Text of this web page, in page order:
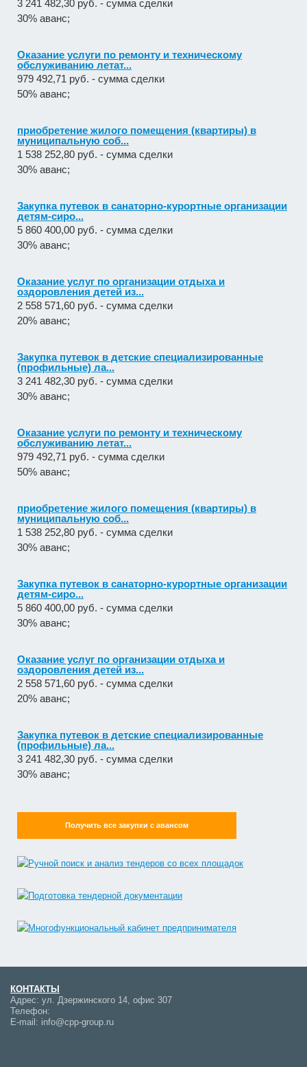
3 241 482,30 руб. - сумма сделки
30% аванс;
Оказание услуги по ремонту и техническому
обслуживанию летат...
979 492,71 руб. - сумма сделки
50% аванс;
приобретение жилого помещения (квартиры) в
муниципальную соб...
1 538 252,80 руб. - сумма сделки
30% аванс;
Закупка путевок в санаторно-курортные организации
детям-сиро...
5 860 400,00 руб. - сумма сделки
30% аванс;
Оказание услуг по организации отдыха и
оздоровления детей из...
2 558 571,60 руб. - сумма сделки
20% аванс;
Закупка путевок в детские специализированные
(профильные) ла...
3 241 482,30 руб. - сумма сделки
30% аванс;
Оказание услуги по ремонту и техническому
обслуживанию летат...
979 492,71 руб. - сумма сделки
50% аванс;
приобретение жилого помещения (квартиры) в
муниципальную соб...
1 538 252,80 руб. - сумма сделки
30% аванс;
Закупка путевок в санаторно-курортные организации
детям-сиро...
5 860 400,00 руб. - сумма сделки
30% аванс;
Оказание услуг по организации отдыха и
оздоровления детей из...
2 558 571,60 руб. - сумма сделки
20% аванс;
Закупка путевок в детские специализированные
(профильные) ла...
3 241 482,30 руб. - сумма сделки
30% аванс;
Получить все закупки с авансом
КОНТАКТЫ
Адрес: ул. Дзержинского 14, офис 307
Телефон:
E-mail: info@cpp-group.ru